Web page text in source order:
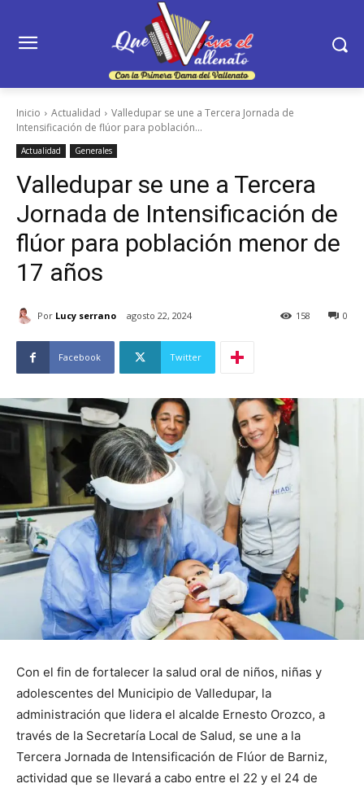
Inicio Actualidad
Valledupar se une a Tercera Jornada de
Intensificación de flúor para población...
Actualidad Generales
Valledupar se une a Tercera
Jornada de Intensificación de
flúor para población menor de
17 años
Por Lucy serrano agosto 22, 2024 0
158
Facebook Twitter
Con el fin de fortalecer la salud oral de niños, niñas y
adolescentes del Municipio de Valledupar, la
administración que lidera el alcalde Ernesto Orozco, a
través de la Secretaría Local de Salud, se une a la
Tercera Jornada de Intensificación de Flúor de Barniz,
actividad que se llevará a cabo entre el 22 y el 24 de